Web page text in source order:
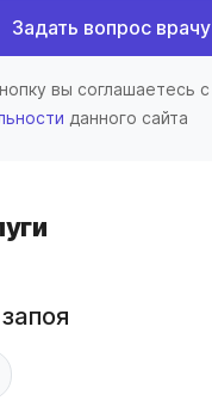
Задать вопрос врачу
вы соглашаетесь с
данного сайта